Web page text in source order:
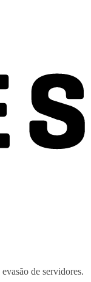
de servidores.